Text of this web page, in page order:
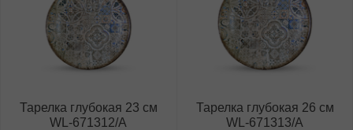
Тарелка глубокая 23 см
WL‑671312/A
Тарелка глубокая 26 см
WL‑671313/A